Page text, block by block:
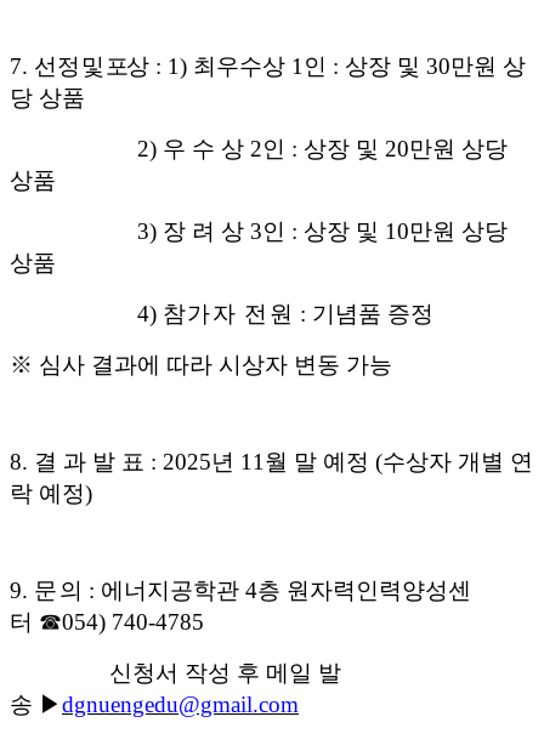
7. 선정 및 포상 : 1) 최우수상 1 인 : 상장 및 30만원 상
당 상품
2) 우 수 상 2인 : 상장 및 20만원 상당
상품
3) 장 려 상 3인 : 상장 및 10만원 상당
상품
4) 참가자 전원 : 기념품 증정
※ 심사 결과에 따라 시상자 변동 가능
8. 결 과 발 표 : 2025년 11 월 말 예정 (수상자 개별 연
락 예정)
9. 문의 : 에너지공학관4층 원자력인력양성센
터 ☎054) 740-4785
신청서 작성 후 메일 발
송 ▶dgnuengedu@gmail.com